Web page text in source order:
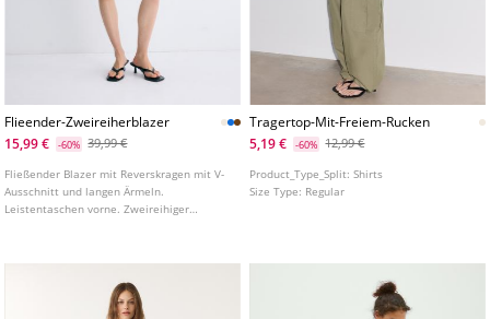
Flieender-Zweireiherblazer
15,99 €
-60% 39,99 €
Fließender Blazer mit Reverskragen mit V-
Ausschnitt und langen Ärmeln.
Leistentaschen vorne. Zweireihiger
Tragertop-Mit-Freiem-Rucken
5,19 €
-60% 12,99 €
Product_Type_Split:Shirts
Size Type: Regular